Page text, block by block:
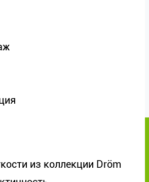
из коллекции Dröm